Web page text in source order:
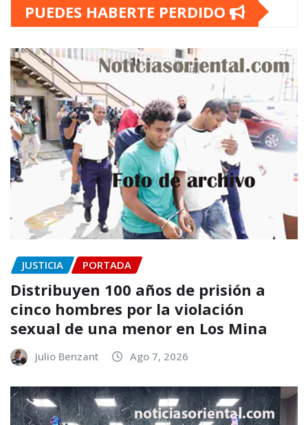
PUEDES HABERTE PERDIDO
JUSTICIA PORTADA
Distribuyen 100 años de prisión a
cinco hombres por la violación
sexual de una menor en Los Mina
Julio Benzant Ago 7, 2026